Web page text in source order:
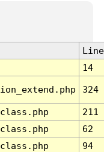
Line
14
324
211
62
94